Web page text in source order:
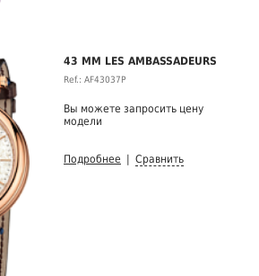
43 MM LES AMBASSADEURS
Ref.: AF43037P
Вы можете запросить цену
модели
Подробнее Сравнить